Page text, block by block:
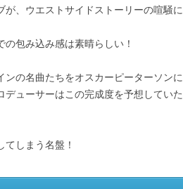
、ウエストサイドストーリーの喧騒に
包み込み感は素晴らしい！
の名曲たちをオスカーピーターソンに
ューサーはこの完成度を予想していた
しまう名盤！